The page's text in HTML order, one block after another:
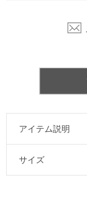
アイテム説明
サイズ